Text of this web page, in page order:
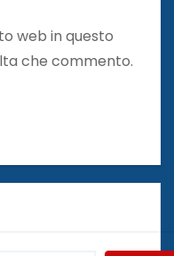
web in questo
che commento.